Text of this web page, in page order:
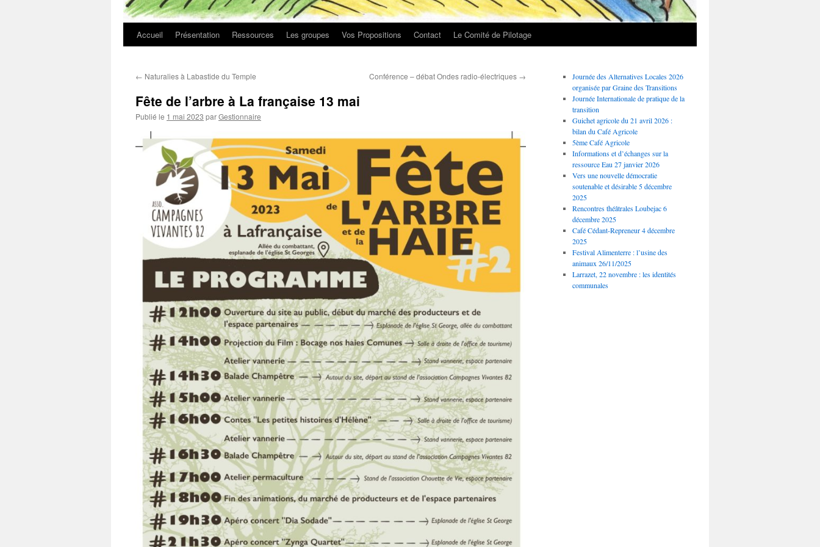
Accueil Présentation Ressources Les groupes Vos Propositions Contact Le Comité de Pilotage
← Naturalies à Labastide du Temple Conférence – débat Ondes radio-électriques →
Fête de l’arbre à La française 13 mai
Publié le 1 mai 2023 parGestionnaire
Journée des Alternatives Locales 2026
organisée par Graine des Transitions
Journée Internationale de pratique de la
transition
Guichet agricole du 21 avril 2026 :
bilan du Café Agricole
5ème Café Agricole
Informations et d’échanges sur la
ressource Eau 27 janvier 2026
Vers une nouvelle démocratie
soutenable et désirable 5 décembre
2025
Rencontres théâtrales Loubejac 6
décembre 2025
Café Cédant-Repreneur 4 décembre
2025
Festival Alimenterre : l’usine des
animaux 26/11/2025
Larrazet, 22 novembre : les identités
communales